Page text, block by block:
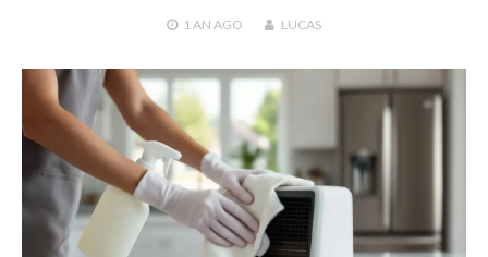
1 AN AGO LUCAS